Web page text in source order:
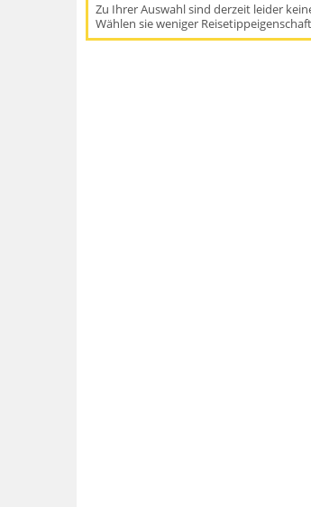
Zu Ihrer Auswahl sind derzeit leider
Wählen sie weniger